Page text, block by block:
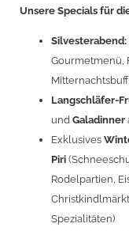
Unsere Specials für
Silvesterabend:
Gourmetmenü,
Langschläfer-
und Galadinner
Exklusives
Piri
Rodelpartien,
Spezialitäten)